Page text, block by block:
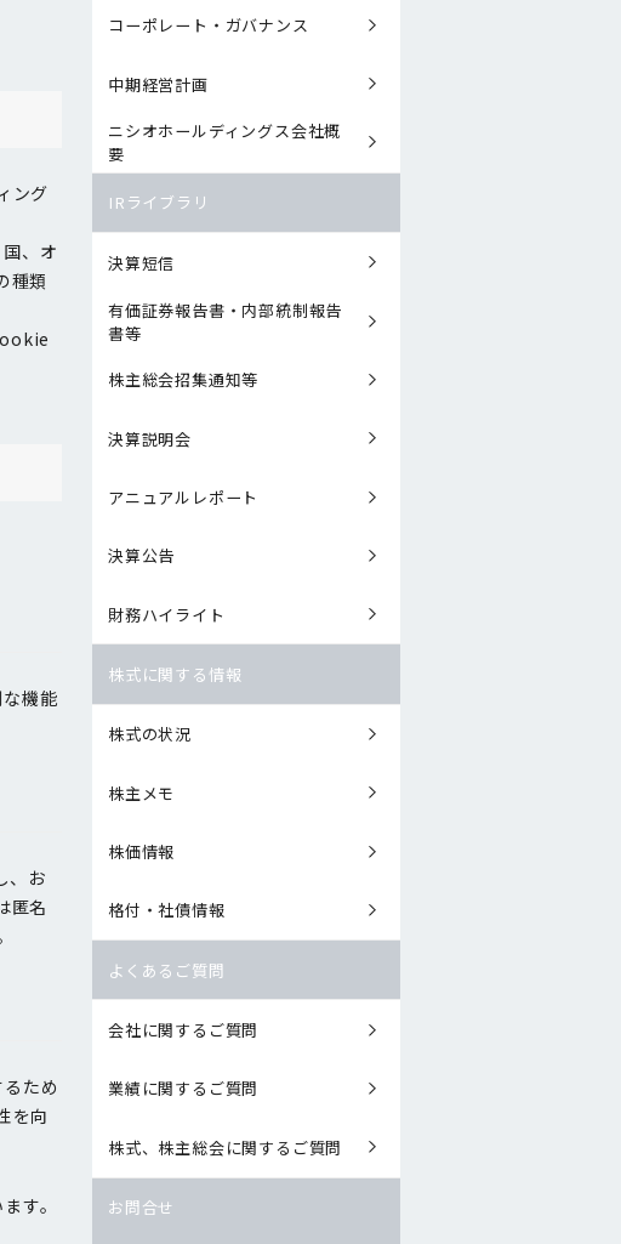
ング
、オ
種類
機能
、お
匿名
ため
を向
す。
コーポレート・ガバナンス
中期経営計画
ニシオホールディングス会社概
要
IRライブラリ
決算短信
有価証券報告書・内部統制報告
書等
株主総会招集通知等
決算説明会
アニュアルレポート
決算公告
財務ハイライト
株式に関する情報
株式の状況
株主メモ
株価情報
格付・社債情報
よくあるご質問
会社に関するご質問
業績に関するご質問
株式、株主総会に関するご質問
お問合せ